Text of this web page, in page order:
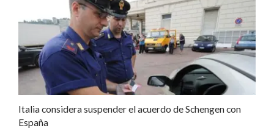
Italia considera suspender el acuerdo de Schengen con
España